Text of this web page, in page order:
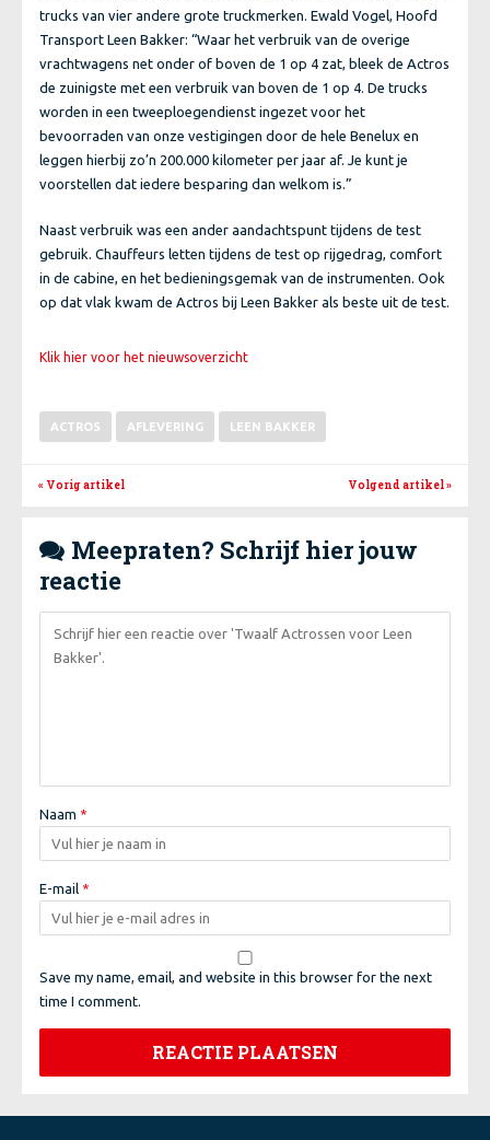
trucks van vier andere grote truckmerken. Ewald Vogel, Hoofd
Transport Leen Bakker: “Waar het verbruik van de overige
vrachtwagens net onder of boven de 1 op 4 zat, bleek de Actros
de zuinigste met een verbruik van boven de 1 op 4. De trucks
worden in een tweeploegendienst ingezet voor het
bevoorraden van onze vestigingen door de hele Benelux en
leggen hierbij zo’n 200.000 kilometer per jaar af. Je kunt je
voorstellen dat iedere besparing dan welkom is.”
Naast verbruik was een ander aandachtspunt tijdens de test
gebruik. Chauffeurs letten tijdens de test op rijgedrag, comfort
in de cabine, en het bedieningsgemak van de instrumenten. Ook
op dat vlak kwam de Actros bij Leen Bakker als beste uit de test.
Klik hier voor het nieuwsoverzicht
ACTROS AFLEVERING LEEN BAKKER
« Vorig artikel Volgend artikel»
 Meepraten? Schrijf hier jouw
reactie
Naam *
E-mail *
Save my name, email, and website in this browser for the next
time I comment.